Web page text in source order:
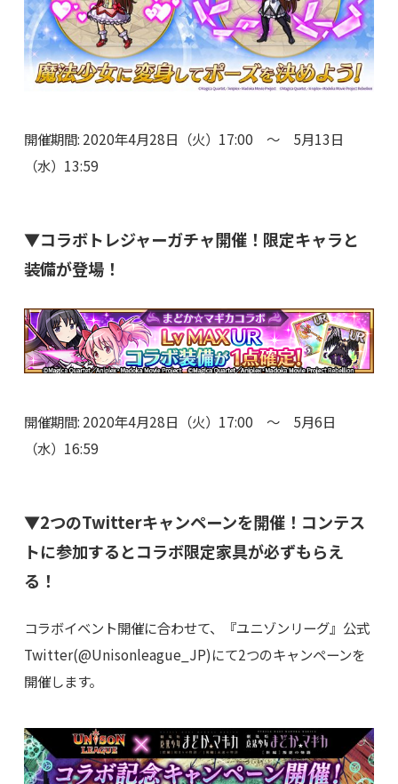
開催期間: 2020年4月28日（火）17:00 ～ 5月13日
（水）13:59
▼コラボトレジャーガチャ開催！限定キャラと
装備が登場！
開催期間: 2020年4月28日（火）17:00 ～ 5月6日
（水）16:59
▼2つのTwitterキャンペーンを開催！コンテス
トに参加するとコラボ限定家具が必ずもらえ
る！
コラボイベント開催に合わせて、『ユニゾンリーグ』公式
Twitter(@Unisonleague_JP)にて2つのキャンペーンを
開催します。